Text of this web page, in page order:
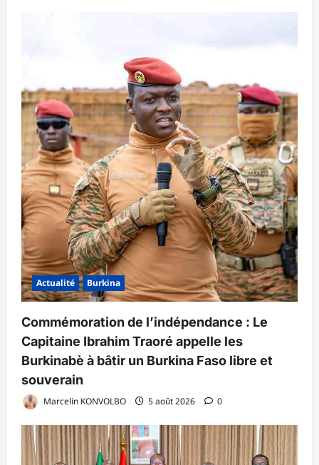
Actualité Burkina
Commémoration de l’indépendance : Le
Capitaine Ibrahim Traoré appelle les
Burkinabè à bâtir un Burkina Faso libre et
souverain
Marcelin KONVOLBO 5 août 2026 0